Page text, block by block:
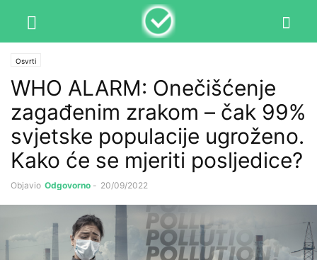
Osvrti
WHO ALARM: Onečišćenje
zagađenim zrakom – čak 99%
svjetske populacije ugroženo.
Kako će se mjeriti posljedice?
Objavio Odgovorno - 20/09/2022